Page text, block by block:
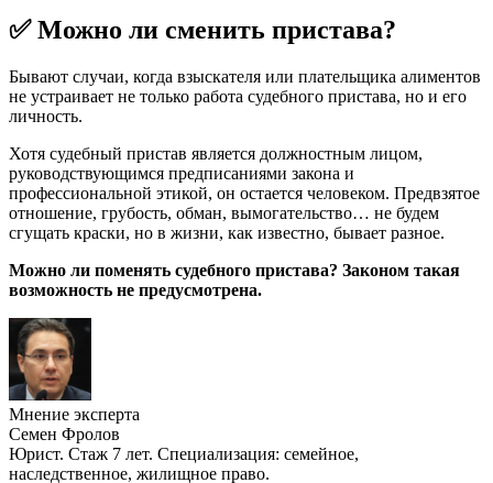
✅ Можно ли сменить пристава?
Бывают случаи, когда взыскателя или плательщика алиментов
не устраивает не только работа судебного пристава, но и его
личность.
Хотя судебный пристав является должностным лицом,
руководствующимся предписаниями закона и
профессиональной этикой, он остается человеком. Предвзятое
отношение, грубость, обман, вымогательство… не будем
сгущать краски, но в жизни, как известно, бывает разное.
Можно ли поменять судебного пристава? Законом такая
возможность не предусмотрена.
Мнение эксперта
Семен Фролов
Юрист. Стаж 7 лет. Специализация: семейное,
наследственное, жилищное право.